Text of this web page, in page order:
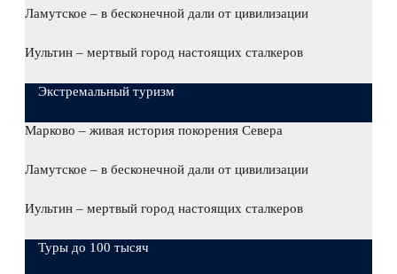
Ламутское – в бесконечной дали от цивилизации
Иультин – мертвый город настоящих сталкеров
Экстремальный туризм
Марково – живая история покорения Севера
Ламутское – в бесконечной дали от цивилизации
Иультин – мертвый город настоящих сталкеров
Туры до 100 тысяч